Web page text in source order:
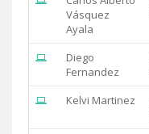
Vásquez
Ayala
Diego
Fernandez
Kelvi Martinez